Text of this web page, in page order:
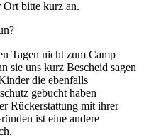
Ort bitte kurz an.
Tagen nicht zum Camp
sie uns kurz Bescheid sagen
die ebenfalls
gebucht haben
Rückerstattung mit ihrer
ist eine andere